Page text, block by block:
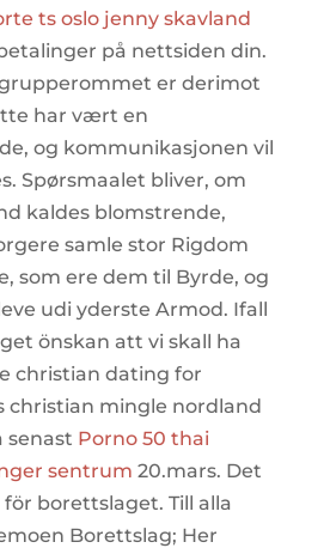
ts oslo jenny skavland
på nettsiden din.
er derimot
har vært en
og kommunikasjonen vil
Spørsmaalet bliver, om
kaldes blomstrende,
samle stor Rigdom
som ere dem til Byrde, og
udi yderste Armod. Ifall
önskan att vi skall ha
christian dating for
christian mingle nordland
senast Porno 50 thai
sentrum 20.mars. Det
borettslaget. Till alla
Borettslag; Her